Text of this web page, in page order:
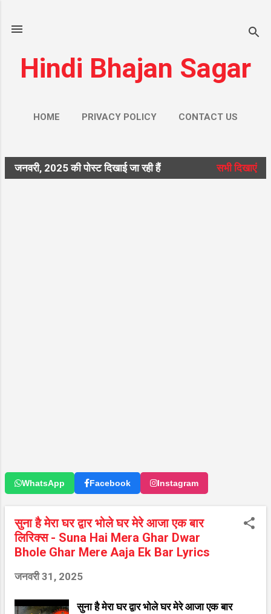
Hindi Bhajan Sagar
HOME PRIVACY POLICY CONTACT US
सं
जनवरी, 2025 की पोस्ट दिखाई जा रही हैं सभी दिखाएं
WhatsApp Facebook Instagram
सुना है मेरा घर द्वार भोले घर मेरे आजा एक बार
लिरिक्स - Suna Hai Mera Ghar Dwar
Bhole Ghar Mere Aaja Ek Bar Lyrics
जनवरी 31, 2025
सुना है मेरा घर द्वार भोले घर मेरे आजा एक बार